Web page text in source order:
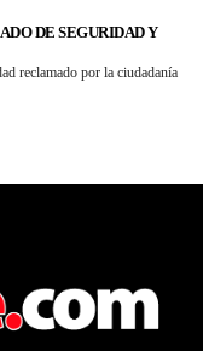
DE SEGURIDAD Y
reclamado por la ciudadanía